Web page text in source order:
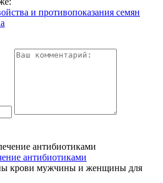
и противопоказания семян
антибиотиками